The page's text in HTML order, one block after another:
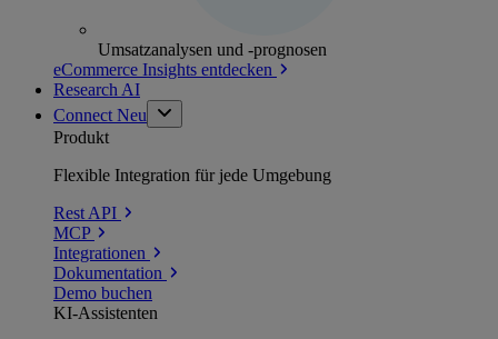
Umsatzanalysen und -prognosen
eCommerce Insights entdecken
Research AI
Connect Neu
Produkt
Flexible Integration für jede Umgebung
Rest API
MCP
Integrationen
Dokumentation
Demo buchen
KI-Assistenten